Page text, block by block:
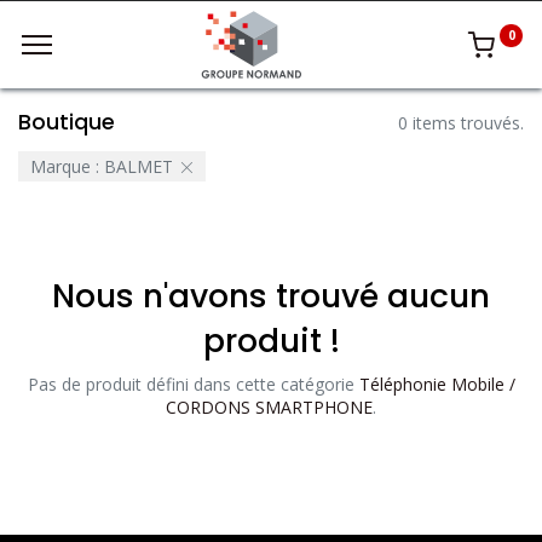
0
Boutique
0 items trouvés.
Marque : BALMET
Nous n'avons trouvé aucun
produit !
Pas de produit défini dans cette catégorie Téléphonie Mobile /
CORDONS SMARTPHONE.